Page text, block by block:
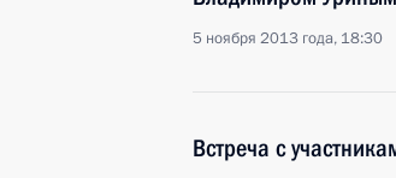
5 ноября 2013 года, 18:30
Встреча с